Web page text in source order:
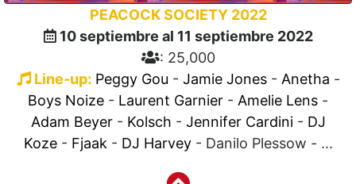
PEACOCK SOCIETY 2022
10 septiembre al 11 septiembre 2022
: 25,000
Line-up: Peggy Gou - Jamie Jones- Anetha -
Boys Noize - Laurent Garnier - Amelie Lens -
Adam Beyer- Kolsch - Jennifer Cardini- DJ
Koze- Fjaak - DJ Harvey- Danilo Plessow - ...